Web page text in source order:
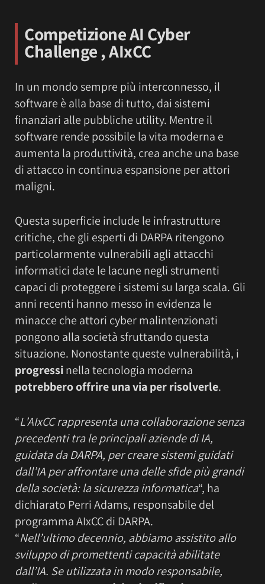
CompetizioneAI Cyber
Challenge , AIxCC
In un mondo sempre più interconnesso, il
software è alla base di tutto, dai sistemi
finanziari alle pubbliche utility. Mentre il
software rende possibile la vita moderna e
aumenta la produttività, crea anche una base
di attacco in continua espansione per attori
maligni.
Questa superficie include le infrastrutture
critiche, che gli esperti di DARPA ritengono
particolarmente vulnerabili agli attacchi
informatici date le lacune negli strumenti
capaci di proteggere i sistemi su larga scala. Gli
anni recenti hanno messo in evidenza le
minacce che attori cyber malintenzionati
pongono alla società sfruttando questa
situazione. Nonostante queste vulnerabilità, i
progressinella tecnologia moderna
potrebbero offrire una via per risolverle.
“L’AIxCC rappresenta una collaborazione senza
precedenti tra le principali aziende di IA,
guidata da DARPA, per creare sistemi guidati
dall’IA per affrontare una delle sfide più grandi
della società: la sicurezza informatica“, ha
dichiarato Perri Adams, responsabile del
programma AIxCC di DARPA.
“Nell’ultimo decennio, abbiamo assistito allo
sviluppo di promettenti capacità abilitate
dall’IA. Se utilizzata in modo responsabile,